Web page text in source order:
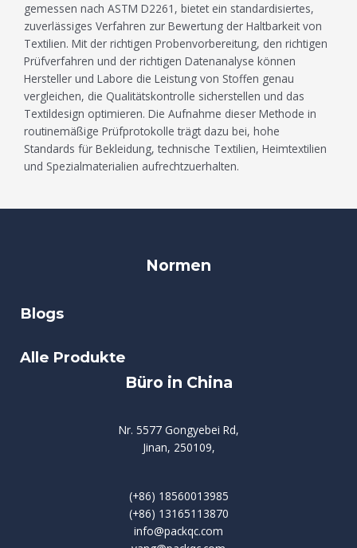
gemessen nach ASTM D2261, bietet ein standardisiertes,
zuverlässiges Verfahren zur Bewertung der Haltbarkeit von
Textilien. Mit der richtigen Probenvorbereitung, den richtigen
Prüfverfahren und der richtigen Datenanalyse können
Hersteller und Labore die Leistung von Stoffen genau
vergleichen, die Qualitätskontrolle sicherstellen und das
Textildesign optimieren. Die Aufnahme dieser Methode in
routinemäßige Prüfprotokolle trägt dazu bei, hohe
Standards für Bekleidung, technische Textilien, Heimtextilien
und Spezialmaterialien aufrechtzuerhalten.
Normen
Blogs
Alle Produkte
Büro in China
Nr. 5577 Gongyebei Rd,
Jinan, 250109,
(+86) 18560013985
(+86) 13165113870
info@packqc.com